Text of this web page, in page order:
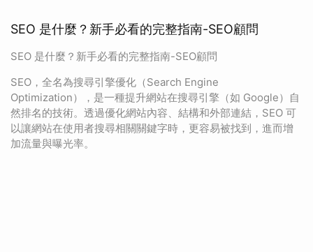
SEO 是什麼？新手必看的完整指南-SEO顧問
SEO 是什麼？新手必看的完整指南-SEO顧問
SEO，全名為搜尋引擎優化（Search Engine
Optimization），是一種提升網站在搜尋引擎（如 Google）自
然排名的技術。透過優化網站內容、結構和外部連結，SEO 可
以讓網站在使用者搜尋相關關鍵字時，更容易被找到，進而增
加流量與曝光率。